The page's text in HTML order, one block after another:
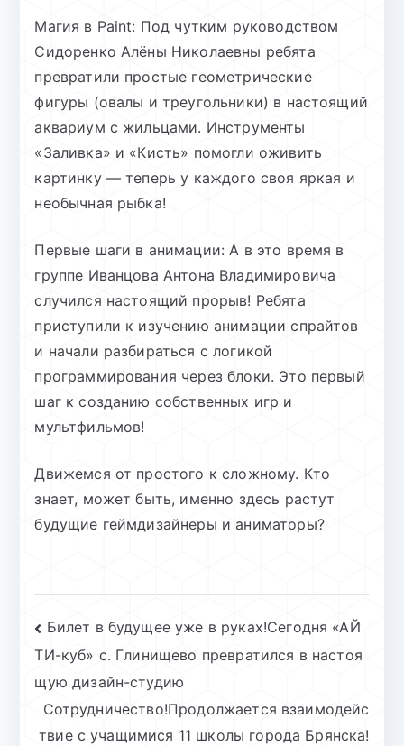
Магия в Paint: Под чутким руководством
Сидоренко Алёны Николаевны ребята
превратили простые геометрические
фигуры (овалы и треугольники) в настоящий
аквариум с жильцами. Инструменты
«Заливка» и «Кисть» помогли оживить
картинку — теперь у каждого своя яркая и
необычная рыбка!
Первые шаги в анимации: А в это время в
группе Иванцова Антона Владимировича
случился настоящий прорыв! Ребята
приступили к изучению анимации спрайтов
и начали разбираться с логикой
программирования через блоки. Это первый
шаг к созданию собственных игр и
мультфильмов!
Движемся от простого к сложному. Кто
знает, может быть, именно здесь растут
будущие геймдизайнеры и аниматоры?
Навигация
по
записям
Билет в будущее уже в руках!Сегодня «АЙ
ТИ-куб» с. Глинищево превратился в настоя
щую дизайн-студию
Сотрудничество!Продолжается взаимодейс
твие с учащимися 11 школы города Брянска!